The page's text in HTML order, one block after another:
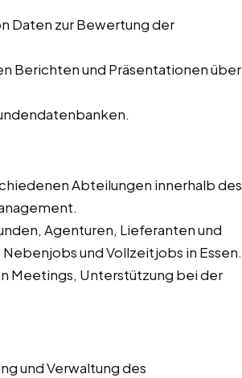
Daten zur Bewertung der
Berichten und Präsentationen über
Abteilungen innerhalb des
Agenturen, Lieferanten und
und Vollzeitjobs in Essen.
Meetings, Unterstützung bei der
und Verwaltung des